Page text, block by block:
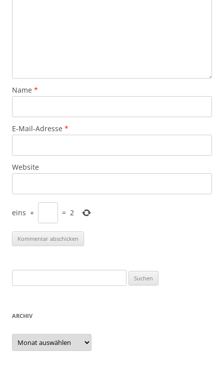
Name *
E-Mail-Adresse *
Website
eins + = 2
nach:
ARCHIV
Archiv